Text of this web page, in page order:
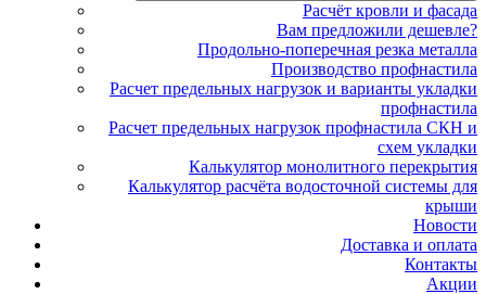
Расчёт кровли и фасада
Вам предложили дешевле?
Продольно-поперечная резка металла
Производство профнастила
Расчет предельных нагрузок и варианты укладки
профнастила
Расчет предельных нагрузок профнастила СКН и
схем укладки
Калькулятор монолитного перекрытия
Калькулятор расчёта водосточной системы для
крыши
Новости
Доставка и оплата
Контакты
Акции